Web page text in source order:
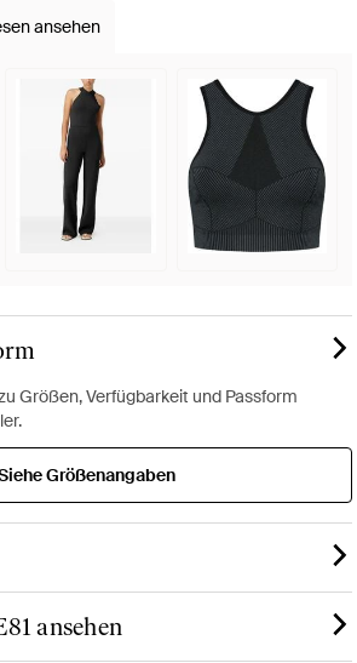
ansehen
Größen, Verfügbarkeit und Passform
Größenangaben
ansehen